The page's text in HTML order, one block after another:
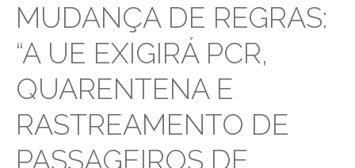
MUDANÇA DE REGRAS:
“A UE EXIGIRÁ PCR,
QUARENTENA E
RASTREAMENTO DE
PASSAGEIROS DE